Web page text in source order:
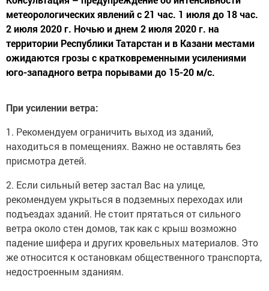
метеорологических явлений с 21 час. 1 июля до 18 час.
2 июля 2020 г. Ночью и днем 2 июля 2020 г. на
территории Республики Татарстан и в Казани местами
ожидаются грозы с кратковременными усилениями
юго-западного ветра порывами до 15-20 м/с.
При усилении ветра:
1. Рекомендуем ограничить выход из зданий,
находиться в помещениях. Важно не оставлять без
присмотра детей.
2. Если сильный ветер застал Вас на улице,
рекомендуем укрыться в подземных переходах или
подъездах зданий. Не стоит прятаться от сильного
ветра около стен домов, так как с крыш возможно
падение шифера и других кровельных материалов. Это
же относится к остановкам общественного транспорта,
недостроенным зданиям.